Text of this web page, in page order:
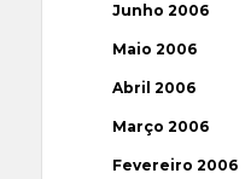
Junho 2006
Maio 2006
Abril 2006
Março 2006
Fevereiro 2006